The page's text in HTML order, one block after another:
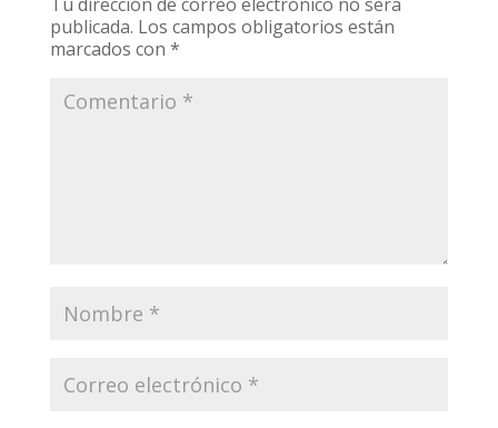
publicada. Los campos obligatorios están
marcados con *